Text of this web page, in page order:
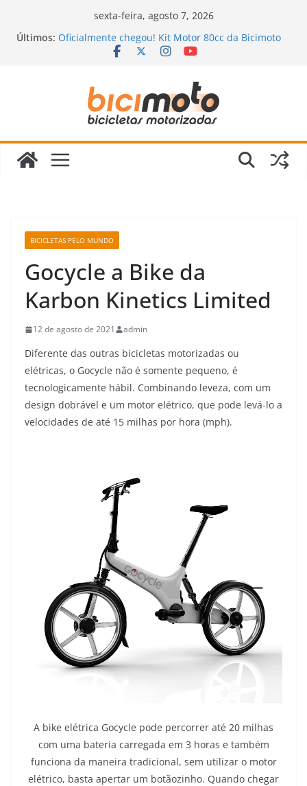
sexta-feira, agosto 7, 2026
Últimos: Oficialmente chegou! Kit Motor 80cc da Bicimoto
Bicimoto na Chuva? Dicas para andar com
segurança
Bicicleta Motorizada: Vale a Pena Mesmo?
Revisão da Bicicleta Motorizada 2 Tempos:
Quando Fazer e Quais Itens Verificar?
BICICLETAS PELO MUNDO
Gocycle a Bike da
Karbon Kinetics Limited
12 de agosto de 2021 admin
Diferente das outras bicicletas motorizadas ou
elétricas, o Gocycle não é somente pequeno, é
tecnologicamente hábil. Combinando leveza, com um
design dobrável e um motor elétrico, que pode levá-lo a
velocidades de até 15 milhas por hora (mph).
A bike elétrica Gocycle pode percorrer até 20 milhas
com uma bateria carregada em 3 horas e também
funciona da maneira tradicional, sem utilizar o motor
elétrico, basta apertar um botãozinho. Quando chegar